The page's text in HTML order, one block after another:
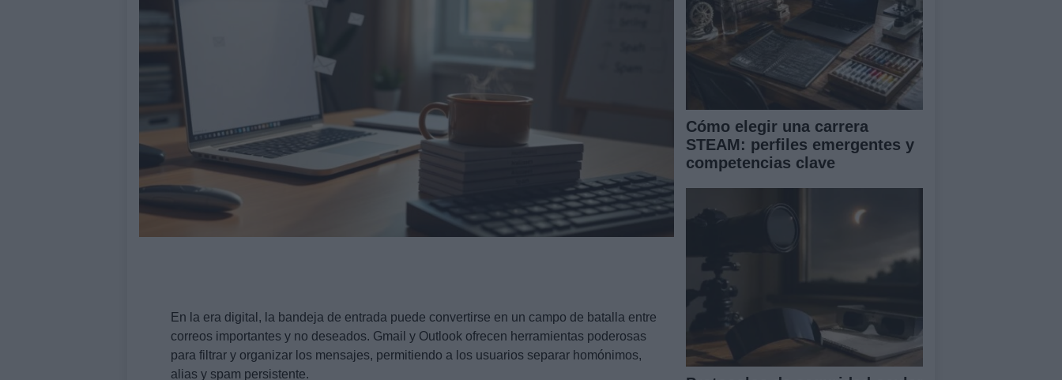
En la era digital, la bandeja de entrada puede convertirse en un campo de batalla entre
correos importantes y no deseados. Gmail y Outlook ofrecen herramientas poderosas
para filtrar y organizar los mensajes, permitiendo a los usuarios separar homónimos,
alias y spam persistente.
Cómo elegir una carrera
STEAM: perfiles emergentes y
competencias clave